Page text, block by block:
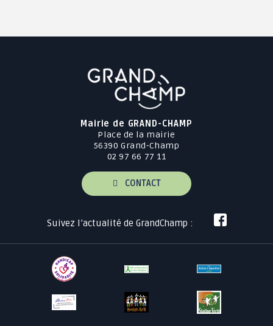
Mairie de GRAND-CHAMP
Place de la mairie
56390 Grand-Champ
02 97 66 77 11
CONTACT
Suivez l’actualité de GrandChamp :